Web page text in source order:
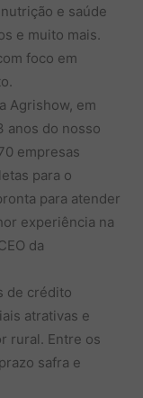
e saúde
e muito mais.
foco em
Agrishow, em
anos do nosso
empresas
para o
para atender
experiência na
da
de crédito
atrativas e
rural. Entre os
safra e